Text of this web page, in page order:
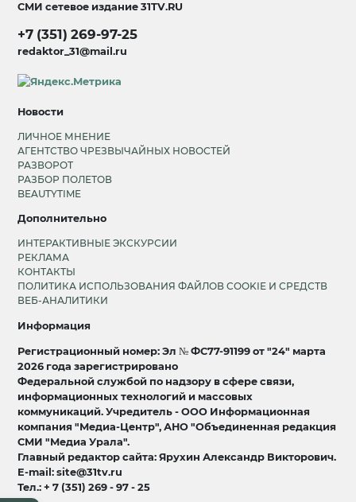
СМИ сетевое издание31TV.RU
+7 (351) 269-97-25
redaktor_31@mail.ru
Новости
ЛИЧНОЕ МНЕНИЕ
АГЕНТСТВО ЧРЕЗВЫЧАЙНЫХ НОВОСТЕЙ
РАЗВОРОТ
РАЗБОР ПОЛЕТОВ
BEAUTYTIME
Дополнительно
ИНТЕРАКТИВНЫЕ ЭКСКУРСИИ
РЕКЛАМА
КОНТАКТЫ
ПОЛИТИКА ИСПОЛЬЗОВАНИЯ ФАЙЛОВ COOKIE И СРЕДСТВ
ВЕБ-АНАЛИТИКИ
Информация
Регистрационный номер: Эл № ФС77-91199 от "24" марта
2026 года зарегистрировано
Федеральной службой по надзору в сфере связи,
информационных технологий и массовых
коммуникаций. Учредитель - ООО Информационная
компания "Медиа-Центр", АНО "Объединенная редакция
СМИ "Медиа Урала".
Главный редактор сайта: Ярухин Александр Викторович.
E-mail: site@31tv.ru
Тел.: + 7 (351) 269 - 97 - 25